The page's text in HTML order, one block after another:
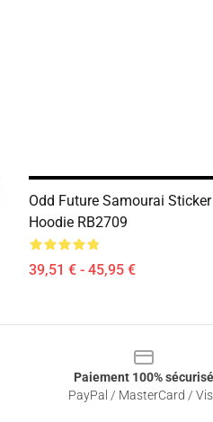
Odd Future Samourai
Hoodie RB2709
39,51 € - 45,95 €
Paiement 100% sécurisé
PayPal / MasterCard /